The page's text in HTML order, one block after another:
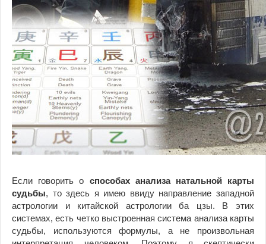
Если говорить о способах анализа натальной карты
судьбы, то здесь я имею ввиду направление западной
астрологии и китайской астрологии ба цзы. В этих
системах, есть четко выстроенная система анализа карты
судьбы, используются формулы, а не произвольная